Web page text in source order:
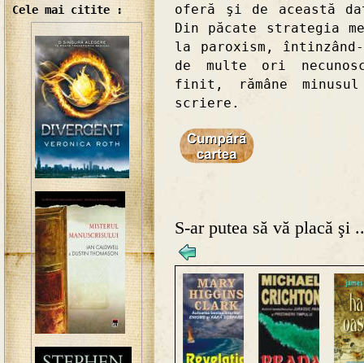
Cele mai citite :
oferă şi de această
Din păcate strategia
la paroxism,
de multe ori
finit, rămâne
scriere.
S-ar putea să vă placă şi